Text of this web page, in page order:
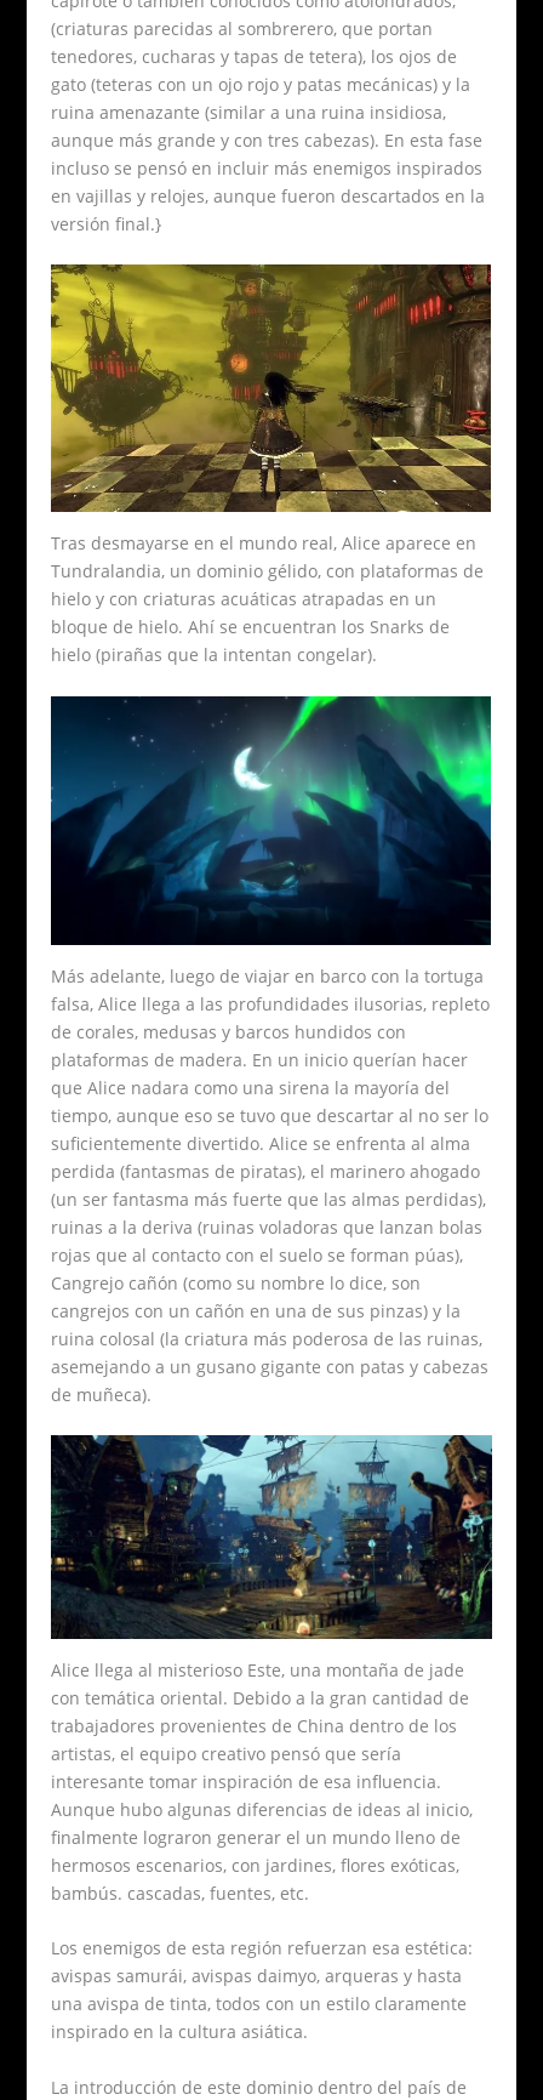
(criaturas parecidas al sombrerero, que portan
tenedores, cucharas y tapas de tetera), los ojos de
gato (teteras con un ojo rojo y patas mecánicas) y la
ruina amenazante (similar a una ruina insidiosa,
aunque más grande y con tres cabezas). En esta fase
incluso se pensó en incluir más enemigos inspirados
en vajillas y relojes, aunque fueron descartados en la
versión final.}
Tras desmayarse en el mundo real, Alice aparece en
Tundralandia, un dominio gélido, con plataformas de
hielo y con criaturas acuáticas atrapadas en un
bloque de hielo. Ahí se encuentran los Snarks de
hielo (pirañas que la intentan congelar).
Más adelante, luego de viajar en barco con la tortuga
falsa, Alice llega a las profundidades ilusorias, repleto
de corales, medusas y barcos hundidos con
plataformas de madera. En un inicio querían hacer
que Alice nadara como una sirena la mayoría del
tiempo, aunque eso se tuvo que descartar al no ser lo
suficientemente divertido. Alice se enfrenta al alma
perdida (fantasmas de piratas), el marinero ahogado
(un ser fantasma más fuerte que las almas perdidas),
ruinas a la deriva (ruinas voladoras que lanzan bolas
rojas que al contacto con el suelo se forman púas),
Cangrejo cañón (como su nombre lo dice, son
cangrejos con un cañón en una de sus pinzas) y la
ruina colosal (la criatura más poderosa de las ruinas,
asemejando a un gusano gigante con patas y cabezas
de muñeca).
Alice llega al misterioso Este, una montaña de jade
con temática oriental. Debido a la gran cantidad de
trabajadores provenientes de China dentro de los
artistas, el equipo creativo pensó que sería
interesante tomar inspiración de esa influencia.
Aunque hubo algunas diferencias de ideas al inicio,
finalmente lograron generar el un mundo lleno de
hermosos escenarios, con jardines, flores exóticas,
bambús. cascadas, fuentes, etc.
Los enemigos de esta región refuerzan esa estética:
avispas samurái, avispas daimyo, arqueras y hasta
una avispa de tinta, todos con un estilo claramente
inspirado en la cultura asiática.
La introducción de este dominio dentro del país de